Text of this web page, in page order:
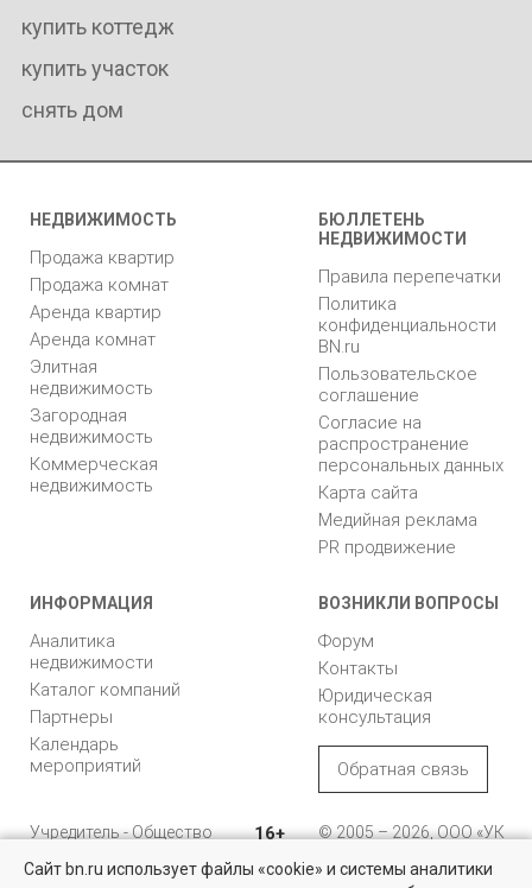
купить коттедж
купить участок
снять дом
НЕДВИЖИМОСТЬ
Продажа квартир
Продажа комнат
Аренда квартир
Аренда комнат
Элитная
недвижимость
Загородная
недвижимость
Коммерческая
недвижимость
БЮЛЛЕТЕНЬ
НЕДВИЖИМОСТИ
Правила перепечатки
Политика
конфиденциальности
BN.ru
Пользовательское
соглашение
Согласие на
распространение
персональных данных
Карта сайта
Медийная реклама
PR продвижение
ИНФОРМАЦИЯ
Аналитика
недвижимости
Каталог компаний
Партнеры
Календарь
мероприятий
ВОЗНИКЛИ ВОПРОСЫ
Форум
Контакты
Юридическая
консультация
Обратная связь
Учредитель - Общество
ответственностью
16+
© 2005 – 2026, ООО «УК
Сайт bn.ru использует файлы «cookie» и системы аналитики